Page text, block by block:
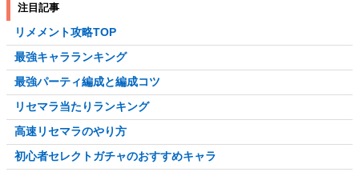
注目記事
リメメント攻略TOP
最強キャラランキング
最強パーティ編成と編成コツ
リセマラ当たりランキング
高速リセマラのやり方
初心者セレクトガチャのおすすめキャラ